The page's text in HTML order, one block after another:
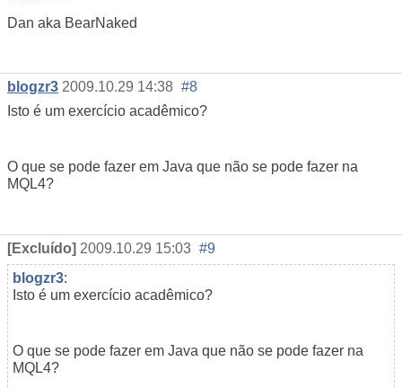
Dan aka BearNaked
blogzr3 2009.10.29 14:38 #8
Isto é um exercício acadêmico?
O que se pode fazer em Java que não se pode fazer na
MQL4?
[Excluído] 2009.10.29 15:03 #9
blogzr3:
Isto é um exercício acadêmico?
O que se pode fazer em Java que não se pode fazer na
MQL4?